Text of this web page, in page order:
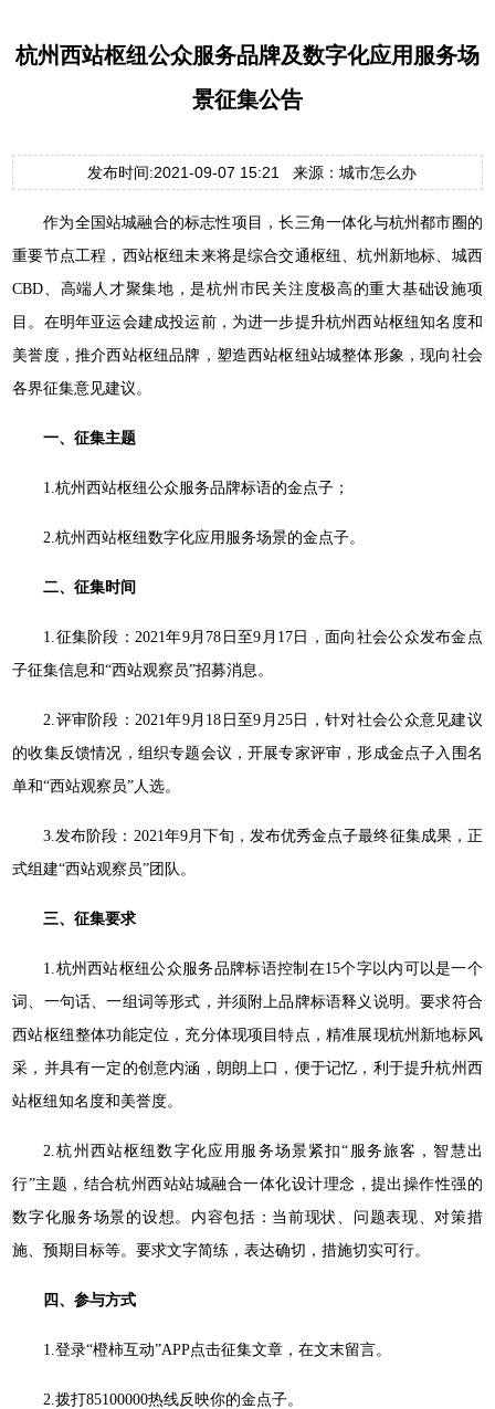
杭州西站枢纽公众服务品牌及数字化应用服务场
景征集公告
发布时间:2021-09-07 15:21 来源：城市怎么办
作为全国站城融合的标志性项目，长三角一体化与杭州都市圈的
重要节点工程，西站枢纽未来将是综合交通枢纽、杭州新地标、城西
CBD、高端人才聚集地，是杭州市民关注度极高的重大基础设施项
目。在明年亚运会建成投运前，为进一步提升杭州西站枢纽知名度和
美誉度，推介西站枢纽品牌，塑造西站枢纽站城整体形象，现向社会
各界征集意见建议。
一、征集主题
1.杭州西站枢纽公众服务品牌标语的金点子；
2.杭州西站枢纽数字化应用服务场景的金点子。
二、征集时间
1.征集阶段：2021年9月78日至9月17日，面向社会公众发布金点
子征集信息和“西站观察员”招募消息。
2.评审阶段：2021年9月18日至9月25日，针对社会公众意见建议
的收集反馈情况，组织专题会议，开展专家评审，形成金点子入围名
单和“西站观察员”人选。
3.发布阶段：2021年9月下旬，发布优秀金点子最终征集成果，正
式组建“西站观察员”团队。
三、征集要求
1.杭州西站枢纽公众服务品牌标语控制在15个字以内可以是一个
词、一句话、一组词等形式，并须附上品牌标语释义说明。要求符合
西站枢纽整体功能定位，充分体现项目特点，精准展现杭州新地标风
采，并具有一定的创意内涵，朗朗上口，便于记忆，利于提升杭州西
站枢纽知名度和美誉度。
2.杭州西站枢纽数字化应用服务场景紧扣“服务旅客，智慧出
行”主题，结合杭州西站站城融合一体化设计理念，提出操作性强的
数字化服务场景的设想。内容包括：当前现状、问题表现、对策措
施、预期目标等。要求文字简练，表达确切，措施切实可行。
四、参与方式
1.登录“橙柿互动”APP点击征集文章，在文末留言。
2.拨打85100000热线反映你的金点子。